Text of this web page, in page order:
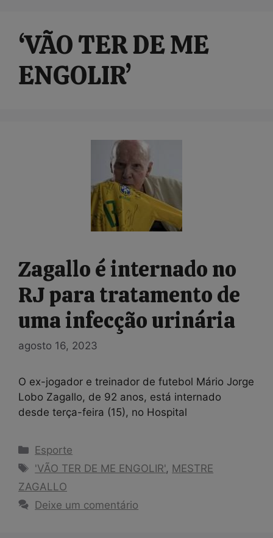
‘VÃO TER DE ME
ENGOLIR’
Zagallo é internado no
RJ para tratamento de
uma infecção urinária
agosto 16, 2023
O ex-jogador e treinador de futebol Mário Jorge
Lobo Zagallo, de 92 anos, está internado
desde terça-feira (15), no Hospital
Categorias
Esporte
Tags
'VÃO TER DE ME ENGOLIR', MESTRE
ZAGALLO
Deixe um comentário